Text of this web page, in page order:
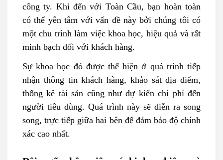
công ty. Khi đến với Toàn Cầu, bạn hoàn toàn
có thể yên tâm với vấn đề này bởi chúng tôi có
một chu trình làm việc khoa học, hiệu quả và rất
minh bạch đối với khách hàng.
Sự khoa học đó được thể hiện ở quá trình tiếp
nhận thông tin khách hàng, khảo sát địa điểm,
thống kê tài sản cũng như dự kiến chi phí đến
người tiêu dùng. Quá trình này sẽ diễn ra song
song, trực tiếp giữa hai bên để đảm bảo độ chính
xác cao nhất.